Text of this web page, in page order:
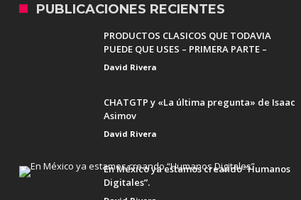
PUBLICACIONES RECIENTES
PRODUCTOS CLASICOS QUE TODAVIA
PUEDE QUE USES – PRIMERA PARTE –
David Rivera
CHATGTP y «La última pregunta» de Isaac
Asimov
David Rivera
En México ya estamos creando “Humanos
Digitales”.